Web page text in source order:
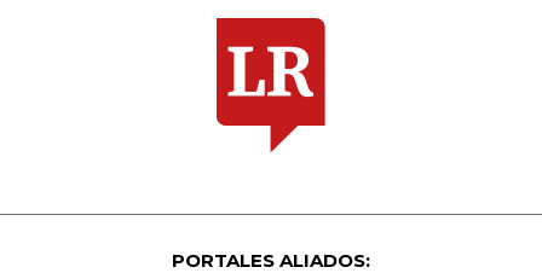
PORTALES ALIADOS: